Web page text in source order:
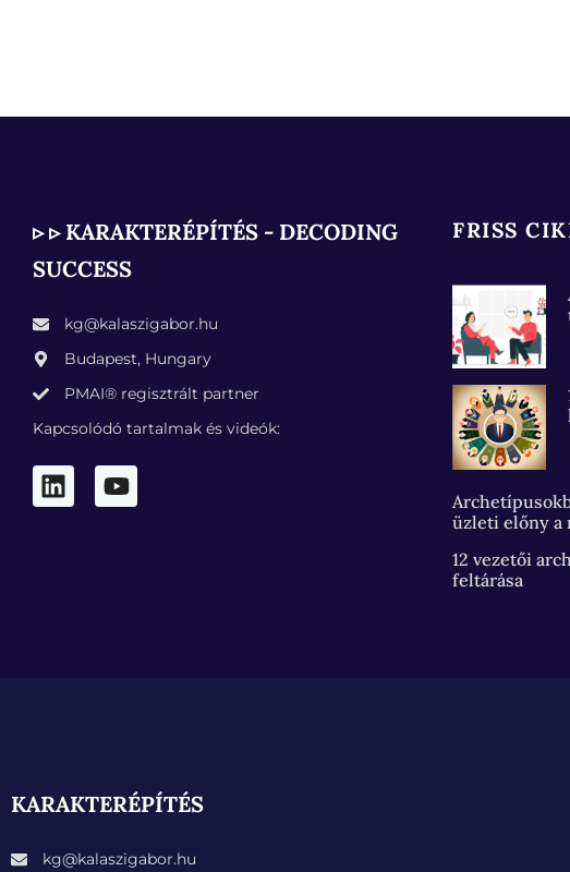
▹ ▹ KARAKTERÉPÍTÉS - DECODING
SUCCESS
kg@kalaszigabor.hu
Budapest, Hungary
PMAI® regisztrált partner
Kapcsolódó tartalmak és videók:
FRISS
üzleti előny a
12 vezetői
feltárása
KARAKTERÉPÍTÉS
kg@kalaszigabor.hu